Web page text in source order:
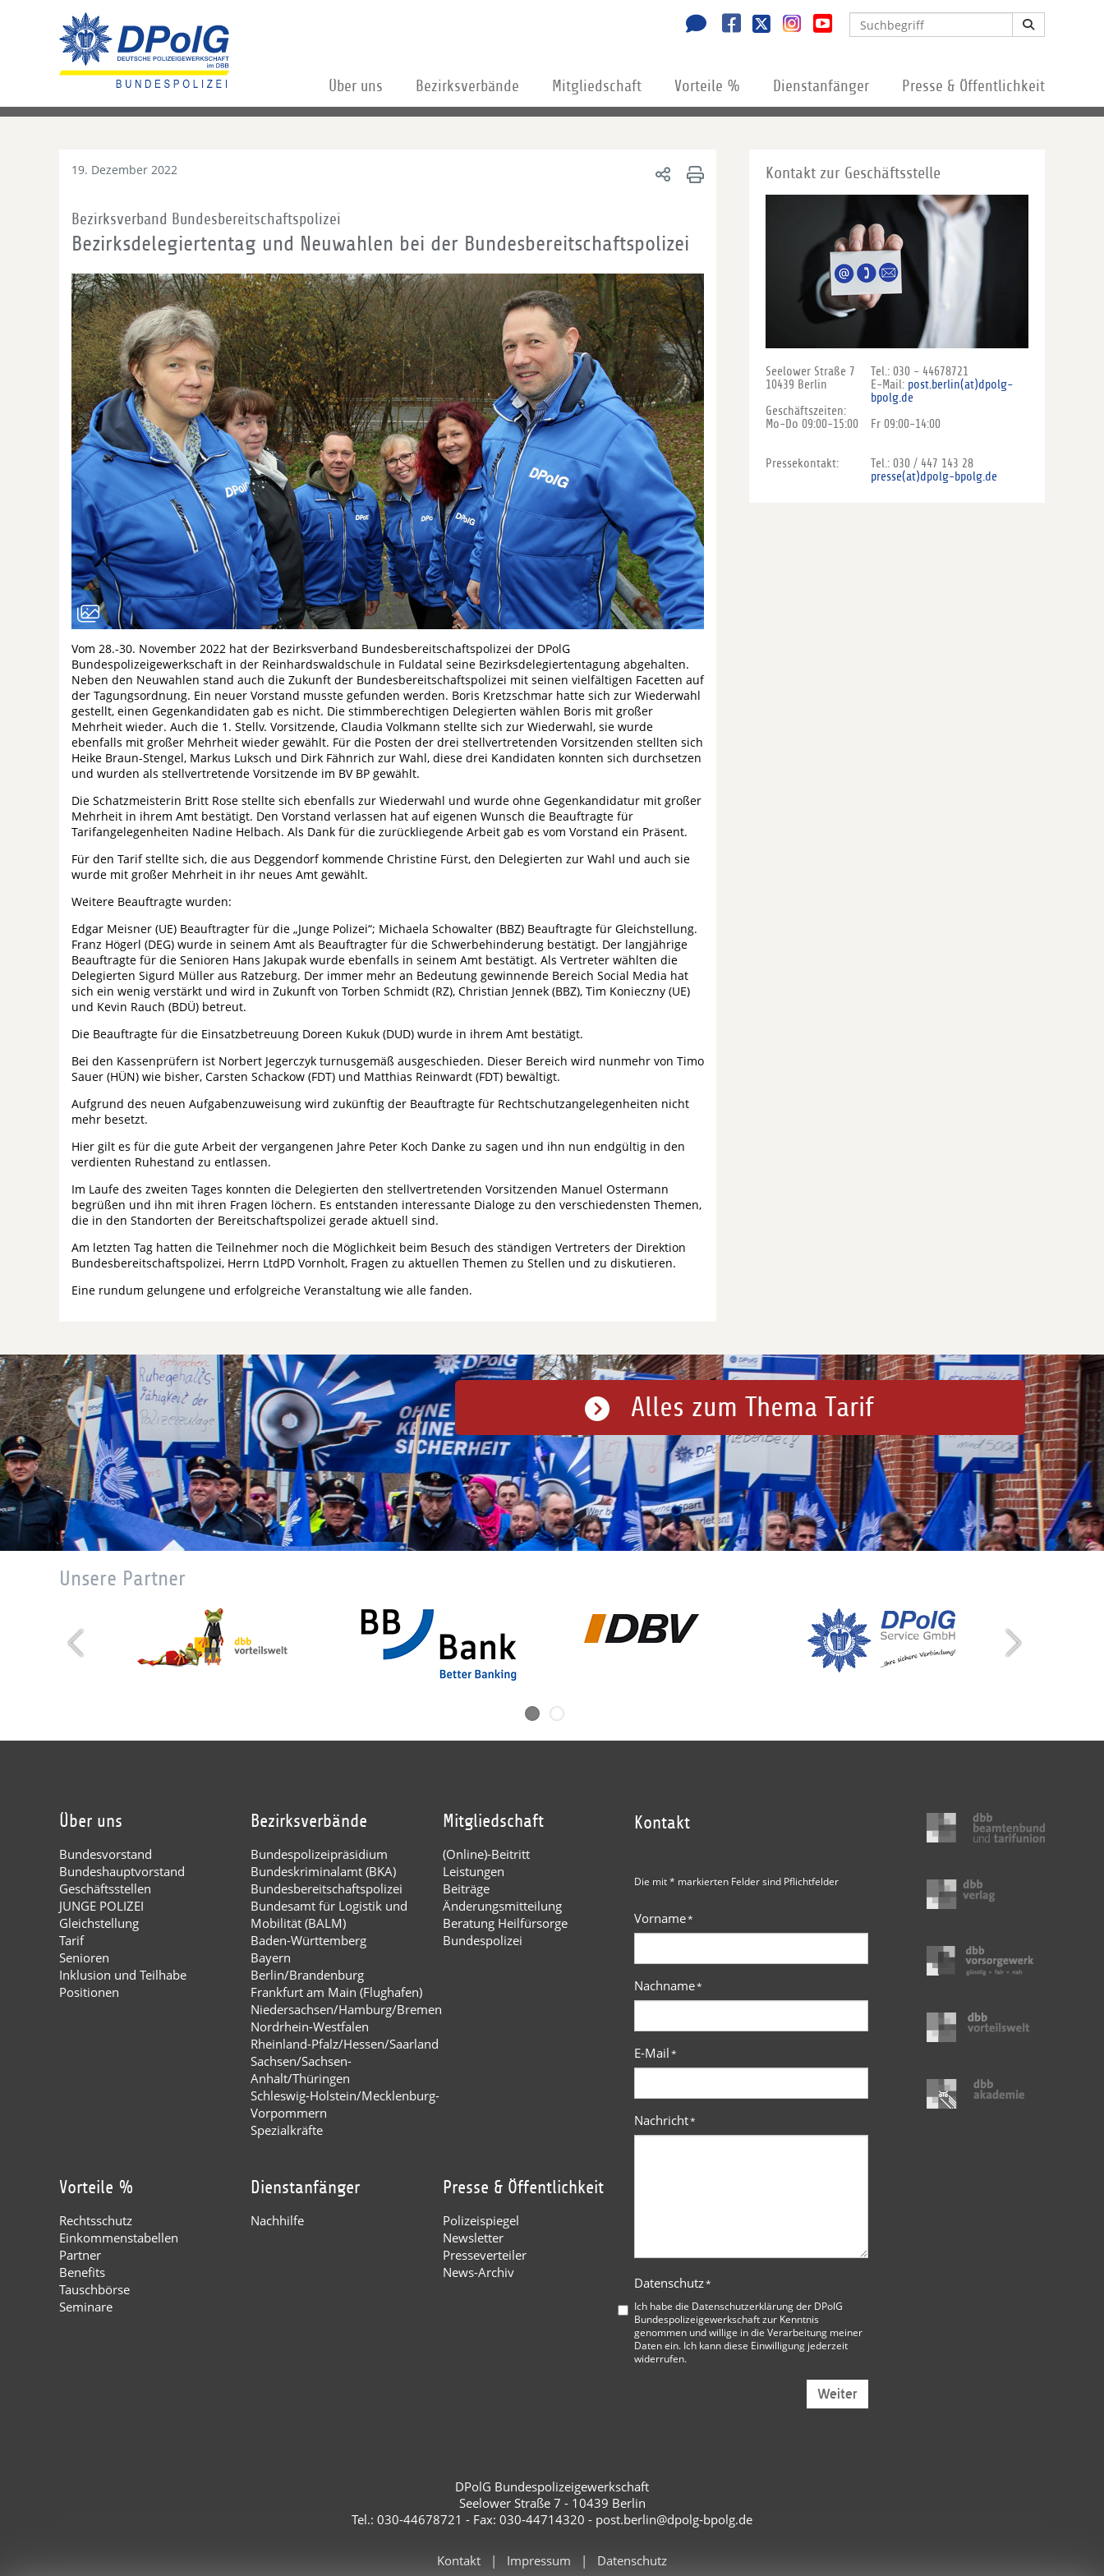
Über uns Bezirksverbände Mitgliedschaft Vorteile % Dienstanfänger Presse & Öffentlichkeit
19. Dezember 2022
Bezirksverband Bundesbereitschaftspolizei
Bezirksdelegiertentag und Neuwahlen bei der Bundesbereitschaftspolizei
Vom 28.-30. November 2022 hat der Bezirksverband Bundesbereitschaftspolizei der DPolG
Bundespolizeigewerkschaft in der Reinhardswaldschule in Fuldatal seine Bezirksdelegiertentagung abgehalten.
Neben den Neuwahlen stand auch die Zukunft der Bundesbereitschaftspolizei mit seinen vielfältigen Facetten auf
der Tagungsordnung. Ein neuer Vorstand musste gefunden werden. Boris Kretzschmar hatte sich zur Wiederwahl
gestellt, einen Gegenkandidaten gab es nicht. Die stimmberechtigen Delegierten wählen Boris mit großer
Mehrheit wieder. Auch die 1. Stellv. Vorsitzende, Claudia Volkmann stellte sich zur Wiederwahl, sie wurde
ebenfalls mit großer Mehrheit wieder gewählt. Für die Posten der drei stellvertretenden Vorsitzenden stellten sich
Heike Braun-Stengel, Markus Luksch und Dirk Fähnrich zur Wahl, diese drei Kandidaten konnten sich durchsetzen
und wurden als stellvertretende Vorsitzende im BV BP gewählt.
Die Schatzmeisterin Britt Rose stellte sich ebenfalls zur Wiederwahl und wurde ohne Gegenkandidatur mit großer
Mehrheit in ihrem Amt bestätigt. Den Vorstand verlassen hat auf eigenen Wunsch die Beauftragte für
Tarifangelegenheiten Nadine Helbach. Als Dank für die zurückliegende Arbeit gab es vom Vorstand ein Präsent.
Für den Tarif stellte sich, die aus Deggendorf kommende Christine Fürst, den Delegierten zur Wahl und auch sie
wurde mit großer Mehrheit in ihr neues Amt gewählt.
Weitere Beauftragte wurden:
Edgar Meisner (UE) Beauftragter für die „Junge Polizei“; Michaela Schowalter (BBZ) Beauftragte für Gleichstellung.
Franz Högerl (DEG) wurde in seinem Amt als Beauftragter für die Schwerbehinderung bestätigt. Der langjährige
Beauftragte für die Senioren Hans Jakupak wurde ebenfalls in seinem Amt bestätigt. Als Vertreter wählten die
Delegierten Sigurd Müller aus Ratzeburg. Der immer mehr an Bedeutung gewinnende Bereich Social Media hat
sich ein wenig verstärkt und wird in Zukunft von Torben Schmidt (RZ), Christian Jennek (BBZ), Tim Konieczny (UE)
und Kevin Rauch (BDÜ) betreut.
Die Beauftragte für die Einsatzbetreuung Doreen Kukuk (DUD) wurde in ihrem Amt bestätigt.
Bei den Kassenprüfern ist Norbert Jegerczyk turnusgemäß ausgeschieden. Dieser Bereich wird nunmehr von Timo
Sauer (HÜN) wie bisher, Carsten Schackow (FDT) und Matthias Reinwardt (FDT) bewältigt.
Aufgrund des neuen Aufgabenzuweisung wird zukünftig der Beauftragte für Rechtschutzangelegenheiten nicht
mehr besetzt.
Hier gilt es für die gute Arbeit der vergangenen Jahre Peter Koch Danke zu sagen und ihn nun endgültig in den
verdienten Ruhestand zu entlassen.
Im Laufe des zweiten Tages konnten die Delegierten den stellvertretenden Vorsitzenden Manuel Ostermann
begrüßen und ihn mit ihren Fragen löchern. Es entstanden interessante Dialoge zu den verschiedensten Themen,
die in den Standorten der Bereitschaftspolizei gerade aktuell sind.
Am letzten Tag hatten die Teilnehmer noch die Möglichkeit beim Besuch des ständigen Vertreters der Direktion
Bundesbereitschaftspolizei, Herrn LtdPD Vornholt, Fragen zu aktuellen Themen zu Stellen und zu diskutieren.
Eine rundum gelungene und erfolgreiche Veranstaltung wie alle fanden.
Kontakt zur Geschäftsstelle
Seelower Straße 7
10439 Berlin
Geschäftszeiten:
Mo-Do 09:00-15:00
Pressekontakt:
Tel.: 030 - 44678721
E-Mail: post.berlin(at)dpolg-
bpolg.de
Fr 09:00-14:00
Tel.: 030 / 447 143 28
presse(at)dpolg-bpolg.de
Alles zum Thema Tarif
Unsere Partner
Über uns
Bundesvorstand
Bundeshauptvorstand
Geschäftsstellen
JUNGE POLIZEI
Gleichstellung
Tarif
Senioren
Inklusion und Teilhabe
Positionen
Bezirksverbände
Bundespolizeipräsidium
Bundeskriminalamt (BKA)
Bundesbereitschaftspolizei
Bundesamt für Logistik und
Mobilität (BALM)
Baden-Württemberg
Bayern
Berlin/Brandenburg
Frankfurt am Main (Flughafen)
Niedersachsen/Hamburg/Bremen
Nordrhein-Westfalen
Rheinland-Pfalz/Hessen/Saarland
Sachsen/Sachsen-
Anhalt/Thüringen
Schleswig-Holstein/Mecklenburg-
Vorpommern
Spezialkräfte
Mitgliedschaft
(Online)-Beitritt
Leistungen
Beiträge
Änderungsmitteilung
Beratung Heilfürsorge
Bundespolizei
Vorteile %
Rechtsschutz
Einkommenstabellen
Partner
Benefits
Tauschbörse
Seminare
Dienstanfänger
Nachhilfe
Presse & Öffentlichkeit
Polizeispiegel
Newsletter
Presseverteiler
News-Archiv
Kontakt
Die mit * markierten Felder sind Pflichtfelder
Vorname*
Nachname*
E-Mail*
Nachricht*
Datenschutz*
Ich habe die Datenschutzerklärung der DPolG
Bundespolizeigewerkschaftzur Kenntnis
genommen und willige in die Verarbeitung meiner
Daten ein. Ich kann diese Einwilligung jederzeit
widerrufen.
Weiter
DPolG Bundespolizeigewerkschaft
Seelower Straße 7 - 10439 Berlin
Tel.: 030-44678721 - Fax: 030-44714320 - post.berlin@dpolg-bpolg.de
Kontakt Impressum Datenschutz